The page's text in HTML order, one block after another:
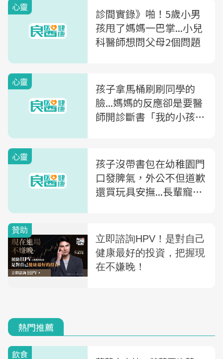
心靈
診間實錄》啪！5歲小男
孩甩了媽媽一巴掌...小兒
科醫師想問父母2個問題
心靈
孩子拿馬桶刷刷同學的
臉...媽媽的反應卻是要醫
師開診斷書「我的小孩有
心靈
孩子沒帶書包在幼稚園門
口發脾氣，外公不但道歉
還買玩具安撫...長輩寵孫
熱門推薦
飲食